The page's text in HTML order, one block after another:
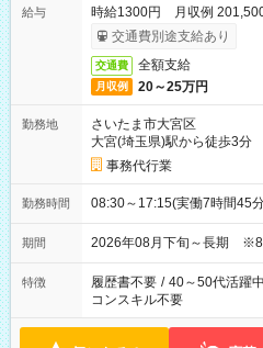
給与
時給1300円 月収例
交通費別途支給あり
交通費 全額支給
月収例 20～25万円
勤務地
さいたま市大宮区
大宮(埼玉県)駅から徒歩3分
事務代行業
勤務時間 08:30～17:15(実働7時間45
期間 2026年08月下旬～長期 ※8
特徴 履歴書不要 / 40～50代活躍中
コンスキル不要